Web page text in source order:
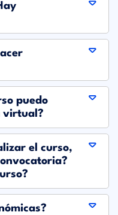
puedo
virtual?
el curso,